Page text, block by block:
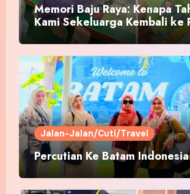
Memori Baju Raya: Kenapa
Kami Sekeluarga Kembali ke
Pakaian Hari-Hari?
Jalan-Jalan/Cuti/Travel
Percutian Ke Batam Indonesia